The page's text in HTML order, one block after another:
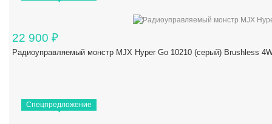
22 900 ₽
Радиоуправляемый монстр MJX Hyper Go 10210 (серый) Brushless
Спецпредложение